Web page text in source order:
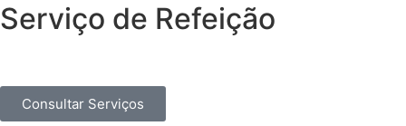
Serviço de Refeição
Consultar Serviços